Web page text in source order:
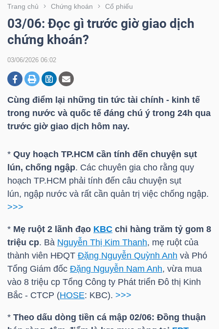
Trang chủ Chứng khoán Cổ phiếu
03/06: Đọc gì trước giờ giao dịch
chứng khoán?
03/06/2026 06:02
Cùng điểm lại những tin tức tài chính - kinh tế
trong nước và quốc tế đáng chú ý trong 24h qua
trước giờ giao dịch hôm nay.
* Quy hoạch TP.HCM cần tính đến chuyện sụt
lún, chống ngập. Các chuyên gia cho rằng quy
hoạch TP.HCM phải tính đến câu chuyện sụt
lún, ngập nước và rất cần quản trị việc chống ngập.
>>>
* Mẹ ruột 2 lãnh đạo KBC chi hàng trăm tỷ gom 8
triệu cp. Bà Nguyễn Thị Kim Thanh, mẹ ruột của
thành viên HĐQT Đặng Nguyễn Quỳnh Anh và Phó
Tổng Giám đốc Đặng Nguyễn Nam Anh, vừa mua
vào 8 triệu cp Tổng Công ty Phát triển Đô thị Kinh
Bắc - CTCP (HOSE: KBC). >>>
* Theo dấu dòng tiền cá mập 02/06: Đồng thuận
CHỨNG
DOANH
NGHIỆP
BẤT
ĐỘNG
SẢN
TÀI
CHÍNH
HÀNG